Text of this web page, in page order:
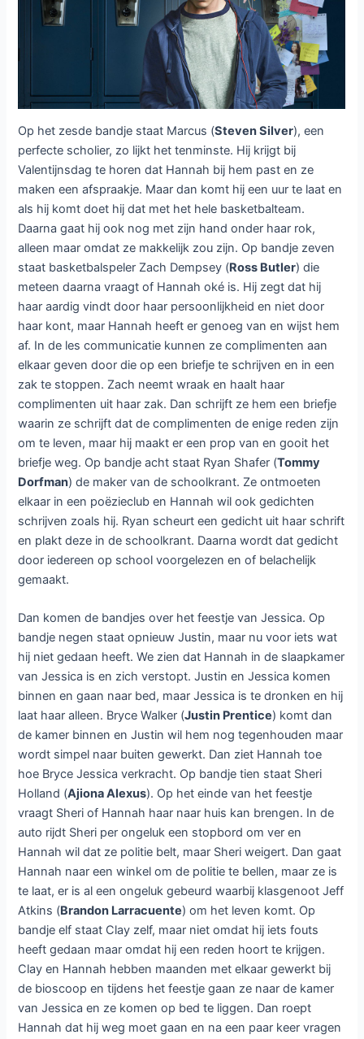
Op het zesde bandje staat Marcus (Steven Silver), een
perfecte scholier, zo lijkt het tenminste. Hij krijgt bij
Valentijnsdag te horen dat Hannah bij hem past en ze
maken een afspraakje. Maar dan komt hij een uur te laat en
als hij komt doet hij dat met het hele basketbalteam.
Daarna gaat hij ook nog met zijn hand onder haar rok,
alleen maar omdat ze makkelijk zou zijn. Op bandje zeven
staat basketbalspeler Zach Dempsey (Ross Butler) die
meteen daarna vraagt of Hannah oké is. Hij zegt dat hij
haar aardig vindt door haar persoonlijkheid en niet door
haar kont, maar Hannah heeft er genoeg van en wijst hem
af. In de les communicatie kunnen ze complimenten aan
elkaar geven door die op een briefje te schrijven en in een
zak te stoppen. Zach neemt wraak en haalt haar
complimenten uit haar zak. Dan schrijft ze hem een briefje
waarin ze schrijft dat de complimenten de enige reden zijn
om te leven, maar hij maakt er een prop van en gooit het
briefje weg. Op bandje acht staat Ryan Shafer (Tommy
Dorfman) de maker van de schoolkrant. Ze ontmoeten
elkaar in een poëzieclub en Hannah wil ook gedichten
schrijven zoals hij. Ryan scheurt een gedicht uit haar schrift
en plakt deze in de schoolkrant. Daarna wordt dat gedicht
door iedereen op school voorgelezen en of belachelijk
gemaakt.
Dan komen de bandjes over het feestje van Jessica. Op
bandje negen staat opnieuw Justin, maar nu voor iets wat
hij niet gedaan heeft. We zien dat Hannah in de slaapkamer
van Jessica is en zich verstopt. Justin en Jessica komen
binnen en gaan naar bed, maar Jessica is te dronken en hij
laat haar alleen. Bryce Walker (Justin Prentice) komt dan
de kamer binnen en Justin wil hem nog tegenhouden maar
wordt simpel naar buiten gewerkt. Dan ziet Hannah toe
hoe Bryce Jessica verkracht. Op bandje tien staat Sheri
Holland (Ajiona Alexus). Op het einde van het feestje
vraagt Sheri of Hannah haar naar huis kan brengen. In de
auto rijdt Sheri per ongeluk een stopbord om ver en
Hannah wil dat ze politie belt, maar Sheri weigert. Dan gaat
Hannah naar een winkel om de politie te bellen, maar ze is
te laat, er is al een ongeluk gebeurd waarbij klasgenoot Jeff
Atkins (Brandon Larracuente) om het leven komt. Op
bandje elf staat Clay zelf, maar niet omdat hij iets fouts
heeft gedaan maar omdat hij een reden hoort te krijgen.
Clay en Hannah hebben maanden met elkaar gewerkt bij
de bioscoop en tijdens het feestje gaan ze naar de kamer
van Jessica en ze komen op bed te liggen. Dan roept
Hannah dat hij weg moet gaan en na een paar keer vragen